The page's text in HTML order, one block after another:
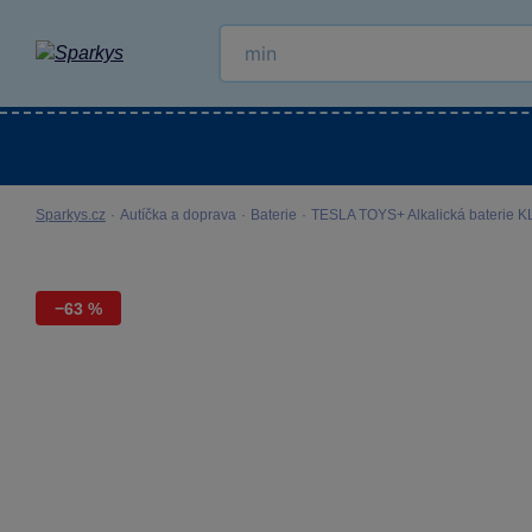
Sparkys.cz · Autíčka a doprava · Baterie · TESLA TOYS+ Alkalická baterie
−63 %